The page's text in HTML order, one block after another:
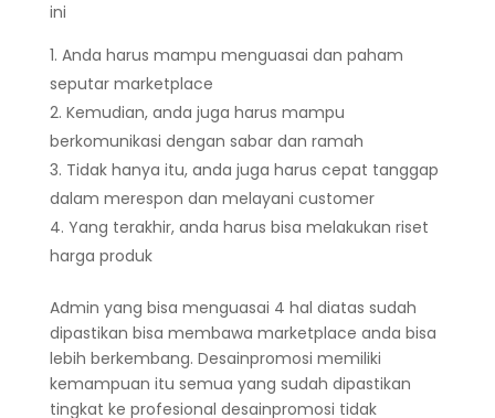
ini
Anda harus mampu menguasai dan paham
seputar marketplace
Kemudian, anda juga harus mampu
berkomunikasi dengan sabar dan ramah
Tidak hanya itu, anda juga harus cepat tanggap
dalam merespon dan melayani customer
Yang terakhir, anda harus bisa melakukan riset
harga produk
Admin yang bisa menguasai 4 hal diatas sudah
dipastikan bisa membawa marketplace anda bisa
lebih berkembang. Desainpromosi memiliki
kemampuan itu semua yang sudah dipastikan
tingkat ke profesional desainpromosi tidak